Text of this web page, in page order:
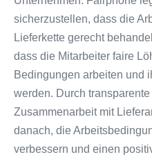
sicherzustellen, dass die
Lieferkette gerecht
dass die Mitarbeiter faire
Bedingungen arbeiten und
werden. Durch
Zusammenarbeit mit
danach, die
verbessern und einen